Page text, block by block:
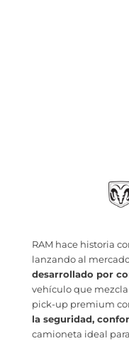
RAM hace historia
lanzando al
desarrollado por
vehículo que mezcla
pick-up premium
la seguridad,
camioneta ideal